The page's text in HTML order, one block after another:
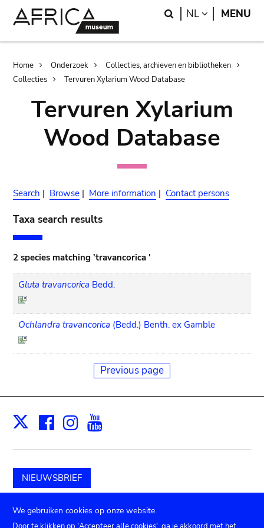
Search
NL LANGUAGE
MENU
Breadcrumb
Home Onderzoek
Collecties, archieven en bibliotheken
Collecties
Tervuren Xylarium Wood Database
Tervuren Xylarium
Wood Database
Search | Browse | More information | Contact persons
Taxa search results
2 species matching 'travancorica '
Gluta travancorica Bedd.
Ochlandra travancorica (Bedd.) Benth. ex Gamble
Previous page
X Facebook
Instagram
NIEUWSBRIEF
Schenk aan het museum
We gebruiken cookies op onze website.